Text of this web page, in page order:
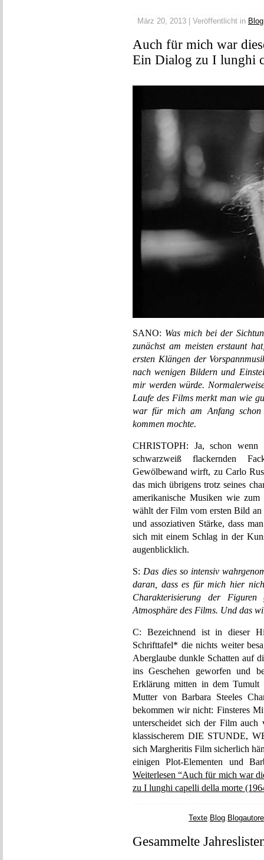
März 20, 2013 | Veröffentlicht in Blog
Auch für mich war
Ein Dialog zu I lunghi
SANO: Was mich bei der
zunächst am meisten erstaunt
ersten Klängen der
nach wenigen Bildern und
mir werden würde.
Laufe des Films merkt man wie
war für mich am Anfang
kommen mochte.
CHRISTOPH: Ja, schon wenn
schwarzweiß flackernden
Gewölbewand wirft, zu Carlo
das mich übrigens trotz seines
amerikanische Musiken wie
wählt der Film vom ersten Bild
und assoziativen Stärke, dass
sich mit einem Schlag in der
augenblicklich.
S: Das dies so intensiv
daran, dass es für mich hier
Charakterisierung der
Atmosphäre des Films. Und das
C: Bezeichnend ist in dieser
Schrifttafel* die nichts weiter
Aberglaube dunkle Schatten auf
ins Geschehen geworfen und
Erklärung mitten in dem Tumult
Mutter von Barbara Steeles
bekommen wir nicht: Finsteres
unterscheidet sich der Film auch
klassischerem DIE STUNDE,
sich Margheritis Film sicherlich
einigen Plot-Elementen und
Weiterlesen “Auch für mich war
zu I lunghi capelli della morte
Texte, Blog,
Gesammelte